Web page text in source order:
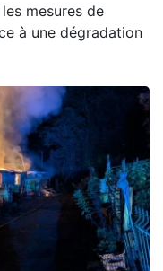
mesures de
à une dégradation